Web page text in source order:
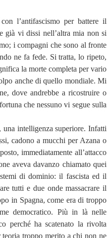
l’antifascismo per battere il
già vi dissi nell’altra mia non si
i compagni che sono al fronte
ne fa fede. Si tratta, lo ripeto,
la morte completa per vario
anche di quello mondiale. Mi
dove andrebbe a ricostruire o
che nessuno vi segue sulla
intelligenza superiore. Infatti
cadono a mucchi per Azana o
immediatamente all’attacco
aveva davanzo chiamato quei
di dominio: il fascista ed il
tutti e due onde massacrare il
in Spagna, come era di troppo
democratico. Più in là nelle
perché ha scatenato la rivolta
teoria troppo merito a chi non ne